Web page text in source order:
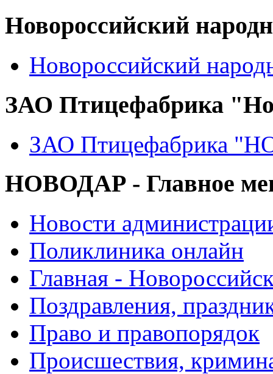
Новороссийский
Новороссийский
ЗАО Птицефабрика
ЗАО Птицефабрика
НОВОДАР - Главное
Новости
Поликлиника онлайн
Главная -
Поздравления,
Право и правопорядок
Происшествия,